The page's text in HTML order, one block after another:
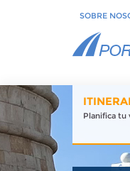
SOBRE
Planifica tu